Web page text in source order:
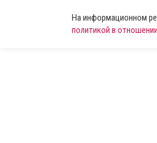
На информационном
политикой в